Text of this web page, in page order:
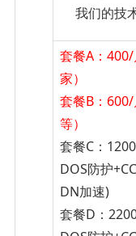
我们的技
套餐A：
家）
套餐B：
等）
套餐C：
DOS防护
DN加速)
套餐D：